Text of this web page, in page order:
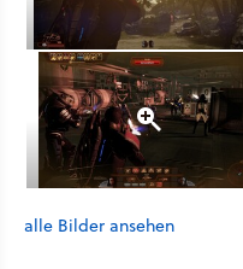
alle Bilder ansehen